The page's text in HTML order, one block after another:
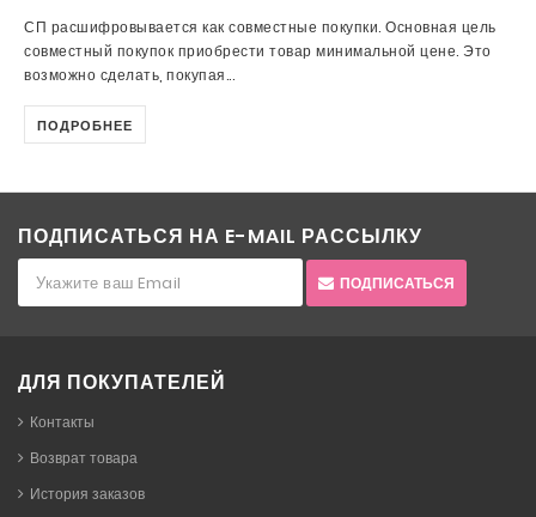
СП расшифровывается как совместные покупки. Основная цель
совместный покупок приобрести товар минимальной цене. Это
возможно сделать, покупая...
ПОДРОБНЕЕ
ПОДПИСАТЬСЯ НА E-MAIL РАССЫЛКУ
ПОДПИСАТЬСЯ
ДЛЯ ПОКУПАТЕЛЕЙ
Контакты
Возврат товара
История заказов